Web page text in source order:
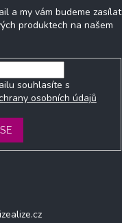
a my vám budeme zasílat
produktech na našem
souhlasíte s
osobních údajů